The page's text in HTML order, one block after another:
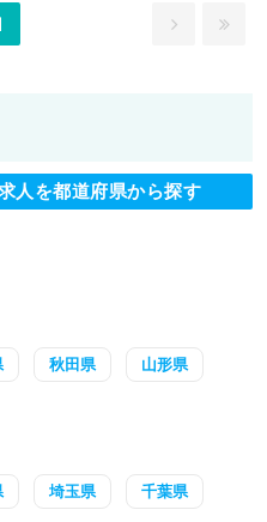
人を都道府県から探す
秋田県 山形県
埼玉県 千葉県